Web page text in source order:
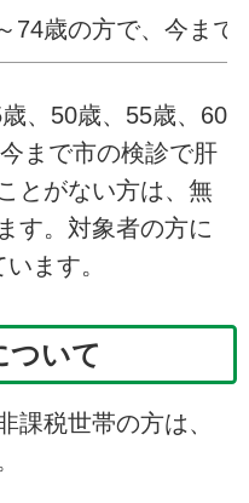
74歳の方で、今まで
、50歳、55歳、60
まで市の検診で肝
とがない方は、無
す。対象者の方に
ます。
ついて
課税世帯の方は、